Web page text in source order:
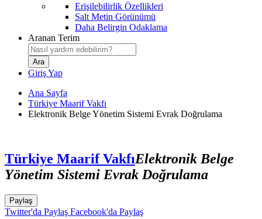
Erişilebilirlik Özellikleri
Salt Metin Görünümü
Daha Belirgin Odaklama
Aranan Terim
Giriş Yap
Ana Sayfa
Türkiye Maarif Vakfı
Elektronik Belge Yönetim Sistemi Evrak Doğrulama
Türkiye Maarif VakfıElektronik Belge
Yönetim Sistemi Evrak Doğrulama
Paylaş
Twitter'da Paylaş Facebook'da Paylaş